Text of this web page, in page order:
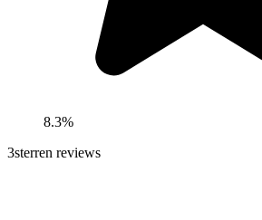
8.3%
3sterren reviews